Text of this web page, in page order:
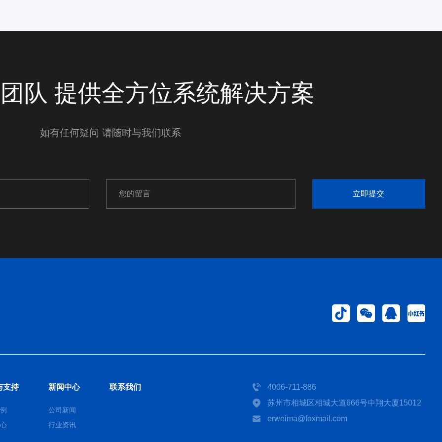
队 提供全方位系统解决方案
如有任何疑问 请随时与我们联系
立即提交
支持 新闻中心
公司新闻
行业资讯
联系我们
4006-711-886
苏州市相城区相城大道666号中翔大厦15012
erweima@foxmail.com